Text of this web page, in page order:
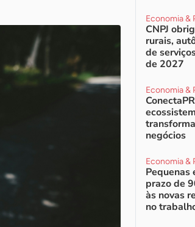
Economia &
CNPJ
rurais,
de
de 2027
Economia &
negócios
Economia &
Pequenas
prazo de
às novas
no